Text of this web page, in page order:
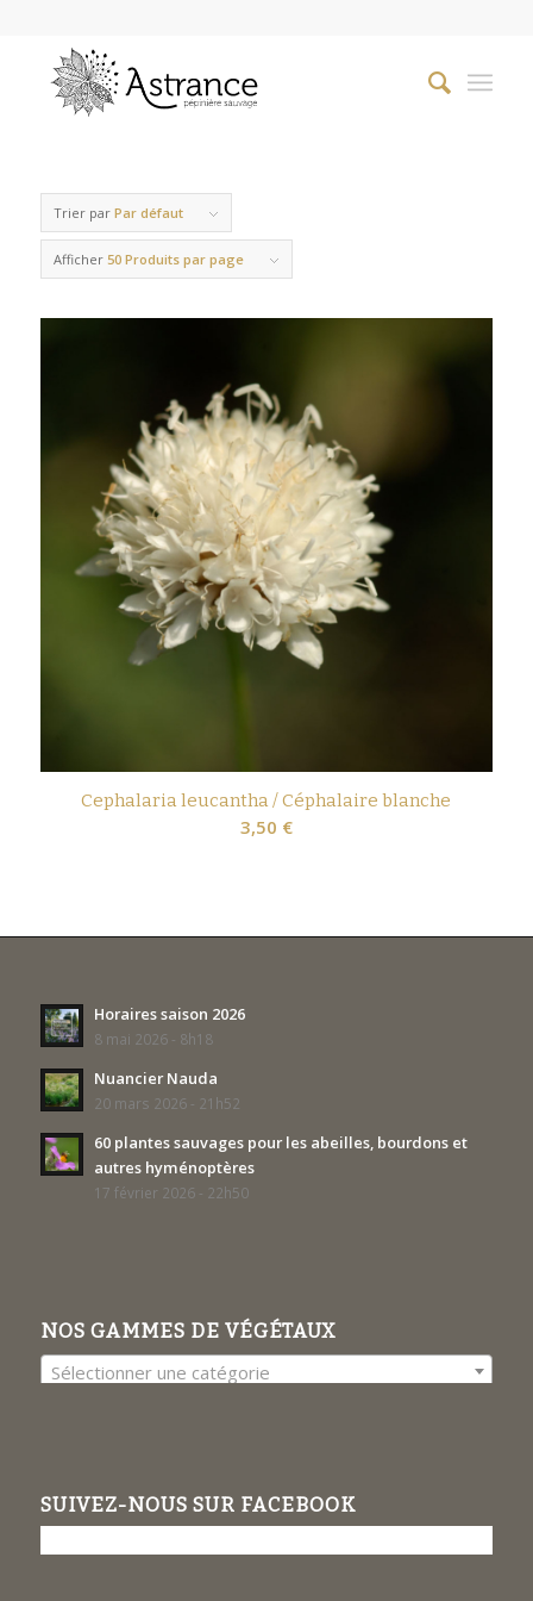
Trier par Par défaut
Afficher 50 Produits par page
Cephalaria leucantha / Céphalaire blanche
3,50 €
Horaires saison 2026
8 mai 2026 - 8h18
Nuancier Nauda
20 mars 2026 - 21h52
60 plantes sauvages pour les abeilles, bourdons et
autres hyménoptères
17 février 2026 - 22h50
NOS GAMMES DE VÉGÉTAUX
Sélectionner une catégorie
SUIVEZ-NOUS SUR FACEBOOK